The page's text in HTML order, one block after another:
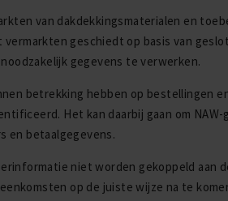
van dakdekkingsmaterialen en
geschiedt op basis van
noodzakelijk gegevens te verwerken.
betrekking hebben op bestellingen
Het kan daarbij gaan om
en betaalgegevens.
niet worden gekoppeld
op de juiste wijze na te